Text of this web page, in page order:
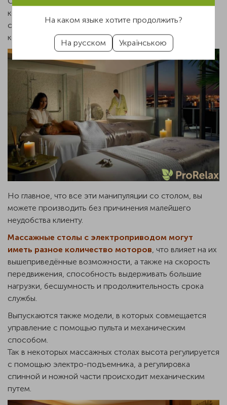
которого Вы можете регулировать не только высоту
стола, но и верхней и нижней его части, в том случае,
когда он имеет несколько секций.
Но главное, что все эти манипуляции со столом, вы
можете производить без причинения малейшего
неудобства клиенту.
Массажные столы с электроприводом могут
иметь разное количество моторов , что влияет на их
вышеприведённые возможности, а также на скорость
передвижения, способность выдерживать большие
нагрузки, бесшумность и продолжительность срока
службы.
Выпускаются также модели, в которых совмещается
управление с помощью пульта и механическим
способом.
Так в некоторых массажных столах высота регулируется
с помощью электро-подъемника, а регулировка
спинной и ножной части происходит механическим
путем.
На каком языке хотите продолжить?
На русском Українською